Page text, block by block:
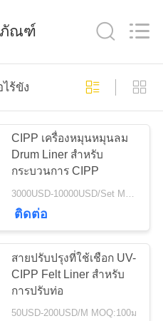
ม
369
ณฑ์
ร้ขัง
CIPP เครื่องหมุนหมุนลม
Drum Liner สําหรับ
กระบวนการ CIPP
3000USD-10000USD/Set MOQ:1 ชุด
ติดต่อ
สายปรับปรุงที่ใช้เชือก UV-
CIPP Felt Liner สําหรับ
การปรับท่อ
50USD-200USD/M MOQ:100ม